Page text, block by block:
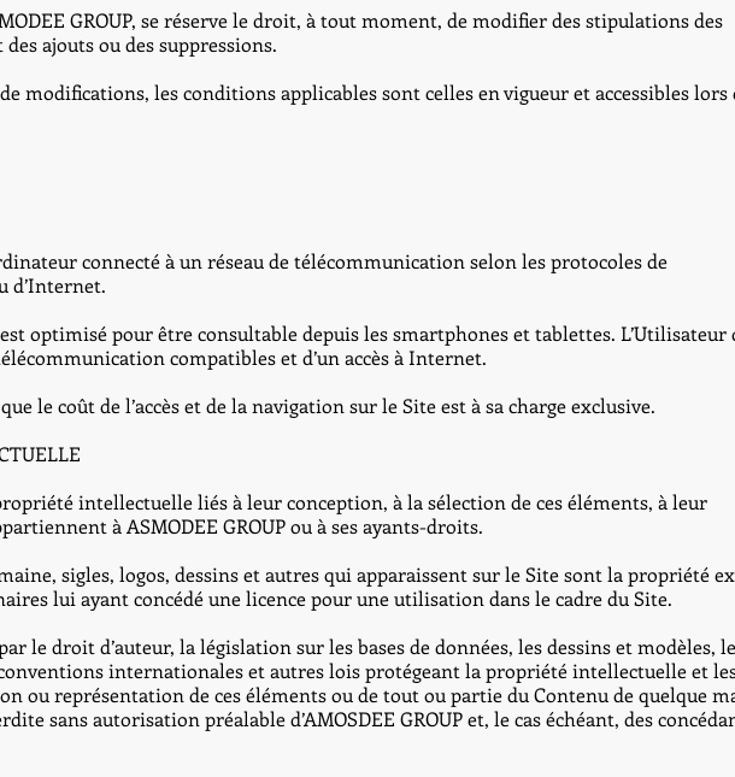
GROUP, se réserve le droit, à tout moment, de modifier des stipulations des
ajouts ou des suppressions.
modifications, les conditions applicables sont celles en vigueur et accessibles lors
connecté à un réseau de télécommunication selon les protocoles de
d’Internet.
optimisé pour être consultable depuis les smartphones et tablettes. L’Utilisateur
compatibles et d’un accès à Internet.
le coût de l’accès et de la navigation sur le Site est à sa charge exclusive.
intellectuelle liés à leur conception, à la sélection de ces éléments, à leur
à ASMODEE GROUP ou à ses ayants-droits.
sigles, logos, dessins et autres qui apparaissent sur le Site sont la propriété
lui ayant concédé une licence pour une utilisation dans le cadre du Site.
le droit d’auteur, la législation sur les bases de données, les dessins et modèles,
internationales et autres lois protégeant la propriété intellectuelle et
ou représentation de ces éléments ou de tout ou partie du Contenu de quelque
sans autorisation préalable d’AMOSDEE GROUP et, le cas échéant, des